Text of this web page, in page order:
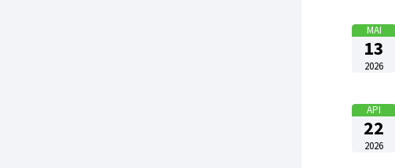
MAI
13
2026
API
22
2026